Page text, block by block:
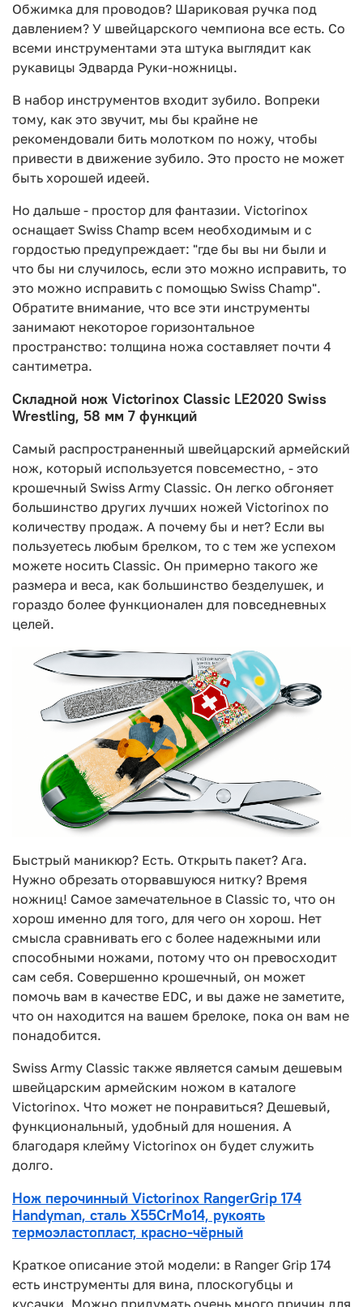
Обжимка для проводов? Шариковая ручка под
давлением? У швейцарского чемпиона все есть. Со
всеми инструментами эта штука выглядит как
рукавицы Эдварда Руки-ножницы.
В набор инструментов входит зубило. Вопреки
тому, как это звучит, мы бы крайне не
рекомендовали бить молотком по ножу, чтобы
привести в движение зубило. Это просто не может
быть хорошей идеей.
Но дальше - простор для фантазии. Victorinox
оснащает Swiss Champ всем необходимым и с
гордостью предупреждает: "где бы вы ни были и
что бы ни случилось, если это можно исправить, то
это можно исправить с помощью Swiss Champ".
Обратите внимание, что все эти инструменты
занимают некоторое горизонтальное
пространство: толщина ножа составляет почти 4
сантиметра.
Складной нож Victorinox Classic LE2020 Swiss
Wrestling, 58 мм 7 функций
Самый распространенный швейцарский армейский
нож, который используется повсеместно, - это
крошечный Swiss Army Classic. Он легко обгоняет
большинство других лучших ножей Victorinox по
количеству продаж. А почему бы и нет? Если вы
пользуетесь любым брелком, то с тем же успехом
можете носить Classic. Он примерно такого же
размера и веса, как большинство безделушек, и
гораздо более функционален для повседневных
целей.
Быстрый маникюр? Есть. Открыть пакет? Ага.
Нужно обрезать оторвавшуюся нитку? Время
ножниц! Самое замечательное в Classic то, что он
хорош именно для того, для чего он хорош. Нет
смысла сравнивать его с более надежными или
способными ножами, потому что он превосходит
сам себя. Совершенно крошечный, он может
помочь вам в качестве EDC, и вы даже не заметите,
что он находится на вашем брелоке, пока он вам не
понадобится.
Swiss Army Classic также является самым дешевым
швейцарским армейским ножом в каталоге
Victorinox. Что может не понравиться? Дешевый,
функциональный, удобный для ношения. А
благодаря клейму Victorinox он будет служить
долго.
Нож перочинный Victorinox RangerGrip 174
Handyman, сталь X55CrMo14, рукоять
термоэластопласт, красно-чёрный
Краткое описание этой модели: в Ranger Grip 174
есть инструменты для вина, плоскогубцы и
кусачки. Можно придумать очень много причин для